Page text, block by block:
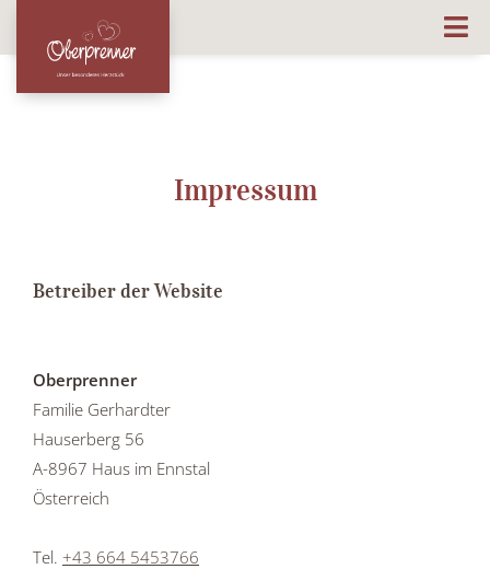
Impressum
Betreiber der Website
Oberprenner
Familie Gerhardter
Hauserberg 56
A-8967 Haus im Ennstal
Österreich
Tel. +43 664 5453766